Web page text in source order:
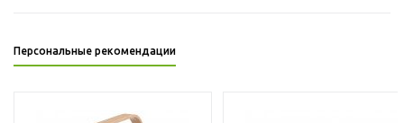
Персональные рекомендации